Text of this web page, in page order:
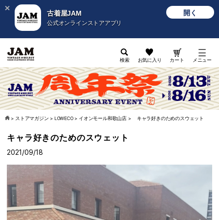
古着屋JAM
公式オンラインストアアプリ
開く
検索 お気に入り カート メニュー
> ストアマガジン > LOWECO> イオンモール和歌山店> キャラ好きのためのスウェット
キャラ好きのためのスウェット
2021/09/18